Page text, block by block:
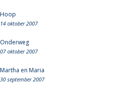
Hoop
14 oktober 2007
Onderweg
07 oktober 2007
Martha en Maria
30 september 2007